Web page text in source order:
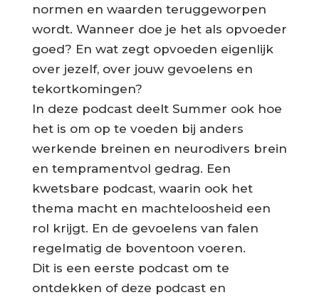
normen en waarden teruggeworpen
wordt. Wanneer doe je het als opvoeder
goed? En wat zegt opvoeden eigenlijk
over jezelf, over jouw gevoelens en
tekortkomingen?
In deze podcast deelt Summer ook hoe
het is om op te voeden bij anders
werkende breinen en neurodivers brein
en tempramentvol gedrag. Een
kwetsbare podcast, waarin ook het
thema macht en machteloosheid een
rol krijgt. En de gevoelens van falen
regelmatig de boventoon voeren.
Dit is een eerste podcast om te
ontdekken of deze podcast en